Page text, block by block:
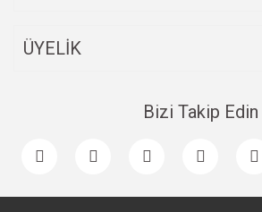
ÜYELİK
Bizi Takip Edin